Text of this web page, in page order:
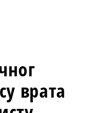
врата